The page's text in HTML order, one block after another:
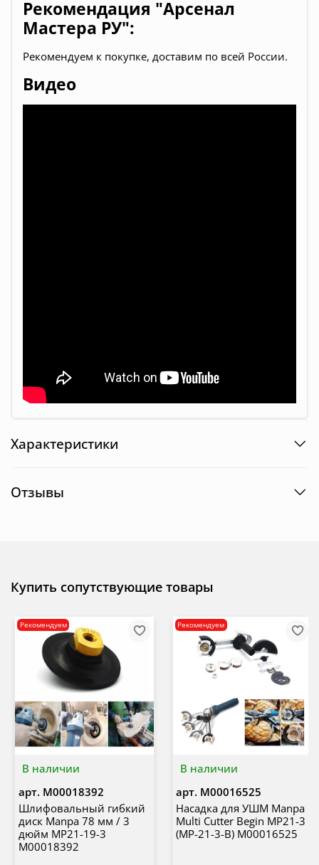
Рекомендация "Арсенал
Мастера РУ":
Рекомендуем к покупке, доставим по всей России.
Видео
Характеристики
Отзывы
Купить сопутствующие товары
В наличии
Рекомендуем
арт. М00018392
Шлифовальный гибкий
диск Manpa 78 мм / 3
дюйм MP21-19-3
М00018392
В наличии
Рекомендуем
арт. М00016525
Насадка для УШМ Manpa
Multi Cutter Begin MP21-3
(MP-21-3-B) М00016525